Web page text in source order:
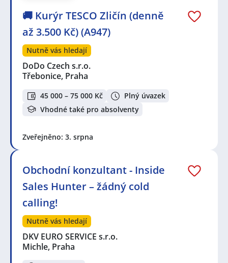
🚚 Kurýr TESCO Zličín (denně
až 3.500 Kč) (A947)
Nutně vás hledají
DoDo Czech s.r.o.
Třebonice, Praha
45 000 – 75 000 Kč
Plný úvazek
Vhodné také pro absolventy
Zveřejněno: 3. srpna
Obchodní konzultant - Inside
Sales Hunter – žádný cold
calling!
Nutně vás hledají
DKV EURO SERVICE s.r.o.
Michle, Praha